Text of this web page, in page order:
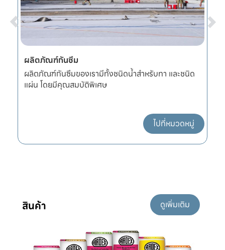
ผลิตภัณฑ์กันซึม
ผลิตภัณฑ์กันซึมของเรามีทั้งชนิดน้ำสำหรับทา และชนิด
แผ่น โดยมีคุณสมบัติพิเศษ
ไปที่หมวดหมู่
สินค้า ดูเพิ่มเติม